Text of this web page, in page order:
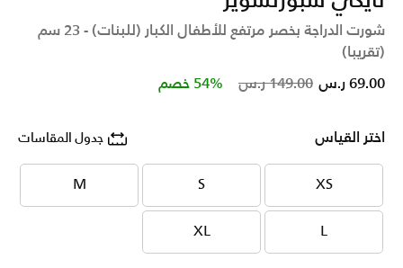
شورت الدراجة بخصر مرتفع للأطفال الكبار (للبنات) - 23 سم
(تقريبا)
Price reduced from
149.00 ر.س to 69.00 ر.س 54% خصم
اختر القياس جدول المقاسات
XS
XS
S
S
M
M
L
L
XL
XL